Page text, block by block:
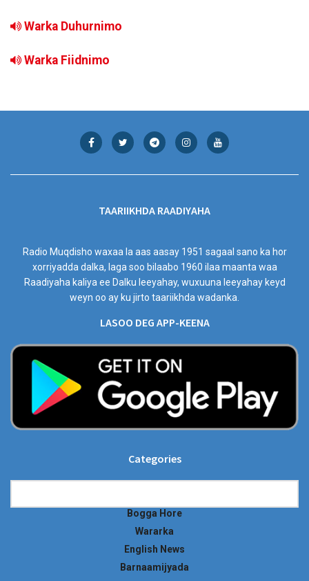
Warka Duhurnimo
Warka Fiidnimo
TAARIIKHDA RAADIYAHA
Radio Muqdisho waxaa la aas aasay 1951 sagaal sano ka hor
xorriyadda dalka, laga soo bilaabo 1960 ilaa maanta waa
Raadiyaha kaliya ee Dalku leeyahay, wuxuuna leeyahay keyd
weyn oo ay ku jirto taariikhda wadanka.
LASOO DEG APP-KEENA
Categories
Bogga Hore
Wararka
English News
Barnaamijyada